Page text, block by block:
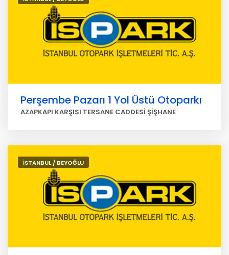
Perşembe Pazarı 1 Yol Üstü Otoparkı
AZAPKAPI KARŞISI TERSANE CADDESİ ŞİŞHANE
İSTANBUL / BEYOĞLU